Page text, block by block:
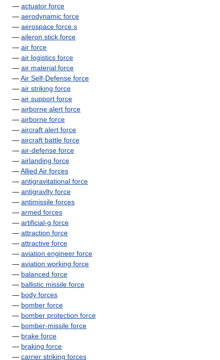
— actuator force
— aerodynamic force
— aerospace force s
— aileron stick force
— air force
— air logistics force
— air material force
—Air Self-Defense force
— air striking force
— air support force
— airborne alert force
— airborne force
— aircraft alert force
— aircraft battle force
— air-defense force
— airlanding force
—Allied Air forces
— antigravitational force
— antigravlty force
— antimissile forces
— armed forces
— artificial-g force
— attraction force
— attractive force
— aviation engineer force
— aviation working force
— balanced force
— ballistic missile force
— body forces
— bomber force
— bomber protection force
— bomber-missile force
— brake force
— braking force
— carrier striking forces